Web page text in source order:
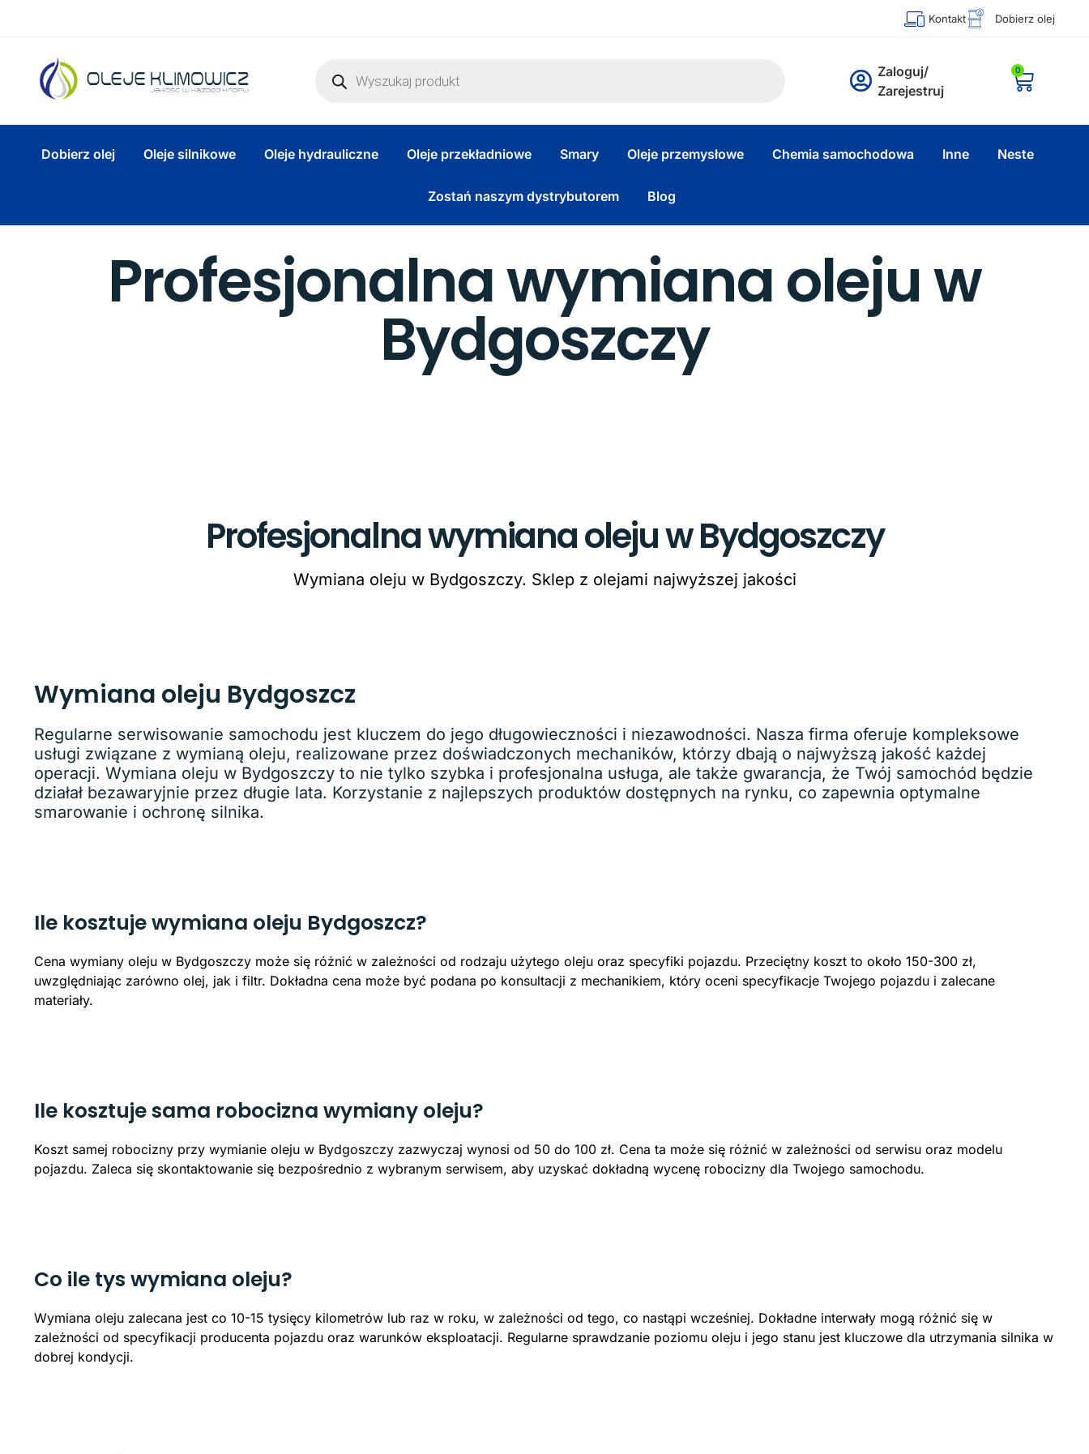
Kontakt Dobierz olej
Zaloguj/
Zarejestruj
0
Dobierz olej Oleje silnikowe Oleje hydrauliczne Oleje przekładniowe Smary Oleje przemysłowe Chemia samochodowa Inne Neste
Zostań naszym dystrybutorem Blog
Profesjonalna wymiana oleju w
Bydgoszczy
Profesjonalna wymiana oleju w Bydgoszczy
Wymiana oleju w Bydgoszczy. Sklep z olejami najwyższej jakości
Wymiana oleju Bydgoszcz
Regularne serwisowanie samochodu jest kluczem do jego długowieczności i niezawodności. Nasza firma oferuje kompleksowe
usługi związane z wymianą oleju, realizowane przez doświadczonych mechaników, którzy dbają o najwyższą jakość każdej
operacji. Wymiana oleju w Bydgoszczy to nie tylko szybka i profesjonalna usługa, ale także gwarancja, że Twój samochód będzie
działał bezawaryjnie przez długie lata. Korzystanie z najlepszych produktów dostępnych na rynku, co zapewnia optymalne
smarowanie i ochronę silnika.
Ile kosztuje wymiana oleju Bydgoszcz?
Cena wymiany oleju w Bydgoszczy może się różnić w zależności od rodzaju użytego oleju oraz specyfiki pojazdu. Przeciętny koszt to około 150-300 zł,
uwzględniając zarówno olej, jak i filtr. Dokładna cena może być podana po konsultacji z mechanikiem, który oceni specyfikacje Twojego pojazdu i zalecane
materiały.
Ile kosztuje sama robocizna wymiany oleju?
Koszt samej robocizny przy wymianie oleju w Bydgoszczy zazwyczaj wynosi od 50 do 100 zł. Cena ta może się różnić w zależności od serwisu oraz modelu
pojazdu. Zaleca się skontaktowanie się bezpośrednio z wybranym serwisem, aby uzyskać dokładną wycenę robocizny dla Twojego samochodu.
Co ile tys wymiana oleju?
Wymiana oleju zalecana jest co 10-15 tysięcy kilometrów lub raz w roku, w zależności od tego, co nastąpi wcześniej. Dokładne interwały mogą różnić się w
zależności od specyfikacji producenta pojazdu oraz warunków eksploatacji. Regularne sprawdzanie poziomu oleju i jego stanu jest kluczowe dla utrzymania silnika w
dobrej kondycji.